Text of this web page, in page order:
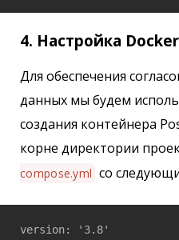
4. Настройка
Для обеспечения
данных мы будем
создания контейнера
корне директории
compose.yml со
version: '3.8'